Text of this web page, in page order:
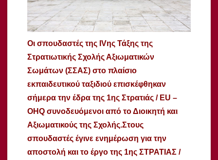
Οι σπουδαστές της IVης Τάξης της
Στρατιωτικής Σχολής Αξιωματικών
Σωμάτων (ΣΣΑΣ) στο πλαίσιο
εκπαιδευτικού ταξιδιού επισκέφθηκαν
σήμερα την έδρα της 1ης Στρατιάς / EU –
OHQ συνοδευόμενοι από το Διοικητή και
Αξιωματικούς της Σχολής.Στους
σπουδαστές έγινε ενημέρωση για την
αποστολή και το έργο της 1ης ΣΤΡΑΤΙΑΣ /